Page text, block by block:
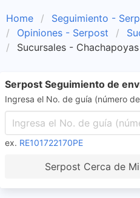
Home
Seguimiento -
Opiniones - Serpost
Sucursales - Chachapoyas
Serpost Seguimiento de
Ingresa el No. de guía (número
ex. RE101722170PE
Serpost Cerca de